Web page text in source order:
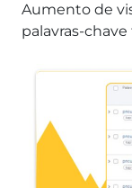
Aumento de
palavras-